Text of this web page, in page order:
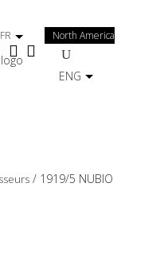
FR
North America
ENG
/ 1919/5 NUBIO